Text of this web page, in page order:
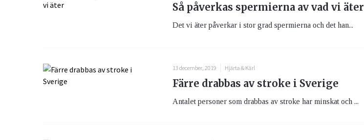
Så påverkas spermierna av vad vi äter
Det vi äter påverkar i stor grad spermierna och det han...
13 december, 2019 Hjärta & Kärl
Färre drabbas av stroke i Sverige
Antalet personer som drabbas av stroke har minskat och ...